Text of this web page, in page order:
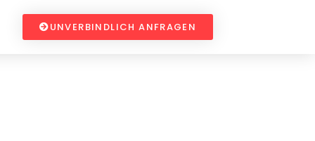
UNVERBINDLICH ANFRAGEN